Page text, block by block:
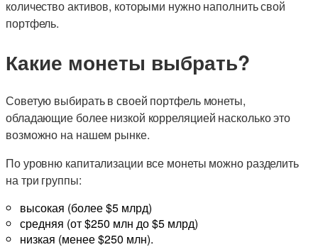
количество активов, которыми нужно наполнить свой
портфель.
Какие монеты выбрать?
Советую выбирать в своей портфель монеты,
обладающие более низкой корреляцией насколько это
возможно на нашем рынке.
По уровню капитализации все монеты можно разделить
на три группы:
высокая (более $5 млрд)
средняя (от $250 млн до $5 млрд)
низкая (менее $250 млн).